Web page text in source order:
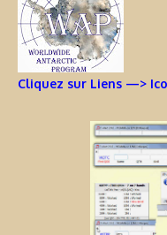
Cliquez sur Liens —>